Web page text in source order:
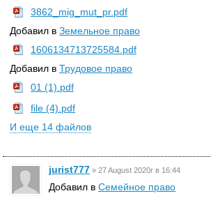
3862_mig_mut_pr.pdf
Добавил в Земельное право
1606134713725584.pdf
Добавил в Трудовое право
01 (1).pdf
file (4).pdf
И еще 14 файлов
jurist777 » 27 August 2020г в 16:44
Добавил в Семейное право